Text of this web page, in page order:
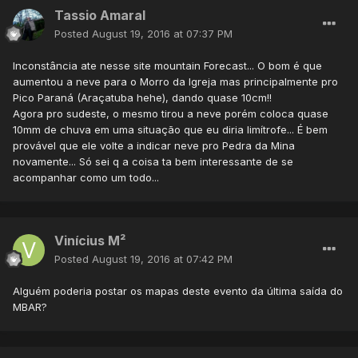
Tassio Amaral
Posted August 19, 2016 at 07:37 PM
Inconstância ate nesse site mountain Forecast... O bom é que
aumentou a neve para o Morro da Igreja mas principalmente pro
Pico Paraná (Araçatuba hehe), dando quase 10cm!!
Agora pro sudeste, o mesmo tirou a neve porém coloca quase
10mm de chuva em uma situação que eu diria limítrofe... É bem
provável que ele volte a indicar neve pro Pedra da Mina
novamente... Só sei q a coisa ta bem interessante de se
acompanhar como um todo...
Vinícius M²
Posted August 19, 2016 at 07:42 PM
Alguém poderia postar os mapas deste evento da última saída do
MBAR?